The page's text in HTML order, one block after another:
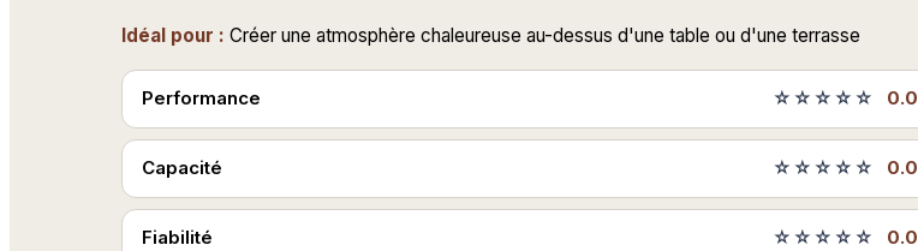
Idéal pour : Créer une atmosphère chaleureuse au-dessus d'une table ou d'une terrasse
Performance ☆☆☆☆☆ 0.0
Capacité ☆☆☆☆☆ 0.0
Fiabilité ☆☆☆☆☆ 0.0